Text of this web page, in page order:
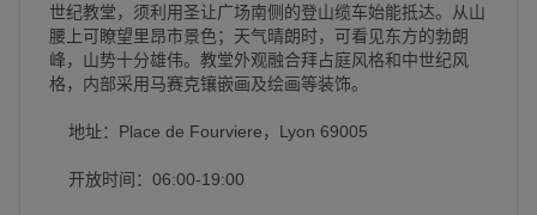
世纪教堂，须利用圣让广场南侧的登山缆车始能抵达。从山
腰上可瞭望里昂市景色；天气晴朗时，可看见东方的勃朗
峰，山势十分雄伟。教堂外观融合拜占庭风格和中世纪风
格，内部采用马赛克镶嵌画及绘画等装饰。
地址：Place de Fourviere，Lyon 69005
开放时间：06:00-19:00